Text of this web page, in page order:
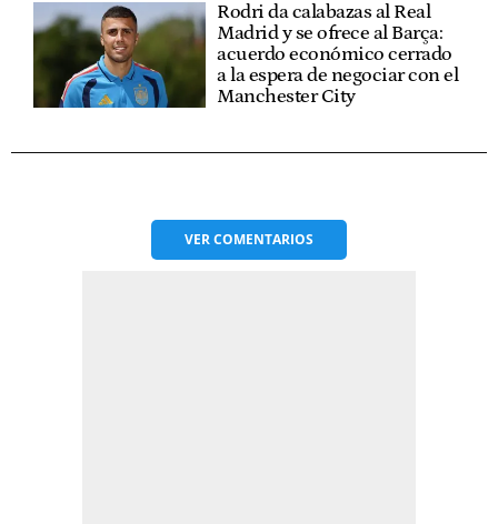
Rodri da calabazas al Real
Madrid y se ofrece al Barça:
acuerdo económico cerrado
a la espera de negociar con el
Manchester City
VERCOMENTARIOS